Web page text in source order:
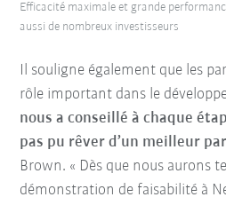
Il souligne également que les
rôle important dans le
nous a conseillé à chaque
pas pu rêver d’un meilleur
Brown. « Dès que nous aurons
démonstration de faisabilité à
Efficacité maximale et grande
aussi de nombreux investisseurs